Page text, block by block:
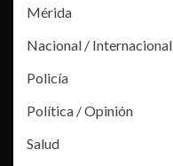
Mérida
Nacional / Internacional
Policía
Política / Opinión
Salud